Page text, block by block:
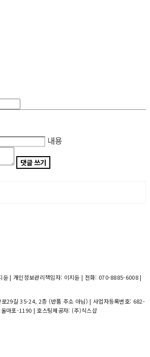
내용
댓글 쓰기
윤 | 개인정보관리책임자: 이지윤 | 전화: 070-8885-6008 |
로29길 35-24, 2층 (반품 주소 아님) | 사업자등록번호: 682-
마포-1190 | 호스팅제공자: (주)식스샵